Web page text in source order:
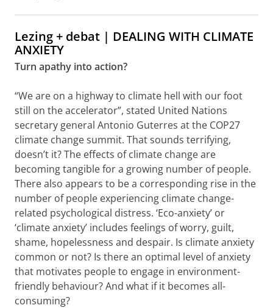
Lezing + debat | DEALING WITH CLIMATE
ANXIETY
Turn apathy into action?
“We are on a highway to climate hell with our foot
still on the accelerator”, stated United Nations
secretary general Antonio Guterres at the COP27
climate change summit. That sounds terrifying,
doesn’t it? The effects of climate change are
becoming tangible for a growing number of people.
There also appears to be a corresponding rise in the
number of people experiencing climate change-
related psychological distress. ‘Eco-anxiety’ or
‘climate anxiety’ includes feelings of worry, guilt,
shame, hopelessness and despair. Is climate anxiety
common or not? Is there an optimal level of anxiety
that motivates people to engage in environment-
friendly behaviour? And what if it becomes all-
consuming?